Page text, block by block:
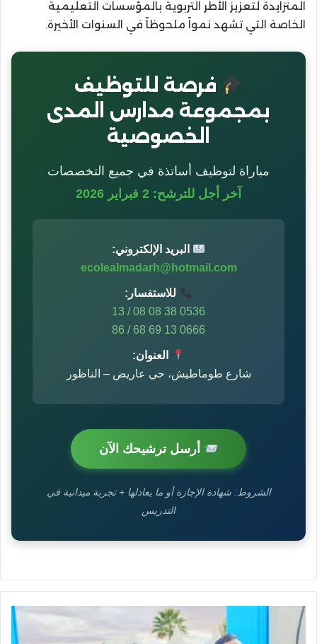
المتزايدة لتعزيز الأطر التربوية بالمؤسسات التعليمية
الخاصة التي تشهد نمواً ملحوظاً في السنوات الأخيرة.
فرصة للتوظيف
بمجموعة مدارس المدى
الخصوصية
مباراة لتوظيف أساتذة في جميع التخصصات
آخر أجل للترشح: 2 فبراير 2026
البريد الإلكتروني:
ecolealmadarh@hotmail.com
للاستفسار:
0536 38 08 08 / 13
0666 13 69 68 / 86
العنوان:
شارع طوماطيش، حي عاريض – الناظور
أرسل ترشيحك الآن
الشروط: شهادة الإجازة أو ما يعادلها + تجربة ميدانية في
التدريس
وزراء
وقيادات